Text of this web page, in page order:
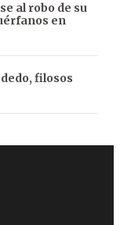
al robo de su
en
filosos